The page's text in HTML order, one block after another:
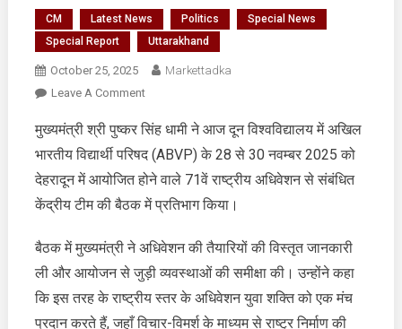
CM Latest News Politics
Special News
Special Report
Uttarakhand
October 25, 2025
Markettadka
Leave A CommentOn
राष्ट्रीय
अधिवेशन
से
संबंधित
केंद्रीय
की
बैठक
में
प्रतिभाग
मुख्यमंत्री श्री पुष्कर सिंह धामी ने आज दून विश्वविद्यालय में अखिल
भारतीय विद्यार्थी परिषद (ABVP) के 28 से 30 नवम्बर 2025 को
देहरादून में आयोजित होने वाले 71वें राष्ट्रीय अधिवेशन से संबंधित
केंद्रीय टीम की बैठक में प्रतिभाग किया।
बैठक में मुख्यमंत्री ने अधिवेशन की तैयारियों की विस्तृत जानकारी
ली और आयोजन से जुड़ी व्यवस्थाओं की समीक्षा की। उन्होंने कहा
कि इस तरह के राष्ट्रीय स्तर के अधिवेशन युवा शक्ति को एक मंच
प्रदान करते हैं, जहाँ विचार-विमर्श के माध्यम से राष्ट्र निर्माण की